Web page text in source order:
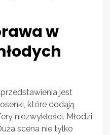
w
jest
które dodają
niezwykłości. Młodzi
scena nie tylko